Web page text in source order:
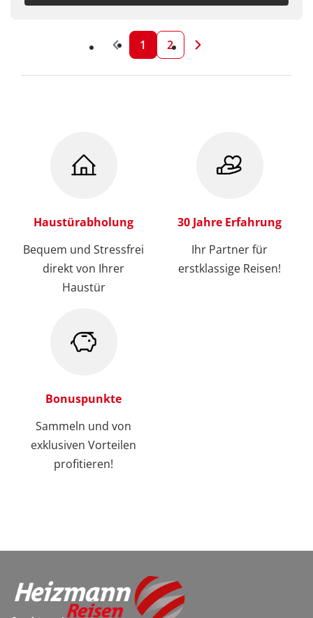
1 2
Haustürabholung
Bequem und Stressfrei
direkt von Ihrer
Haustür
30 Jahre Erfahrung
Ihr Partner für
erstklassige Reisen!
Bonuspunkte
Sammeln und von
exklusiven Vorteilen
profitieren!